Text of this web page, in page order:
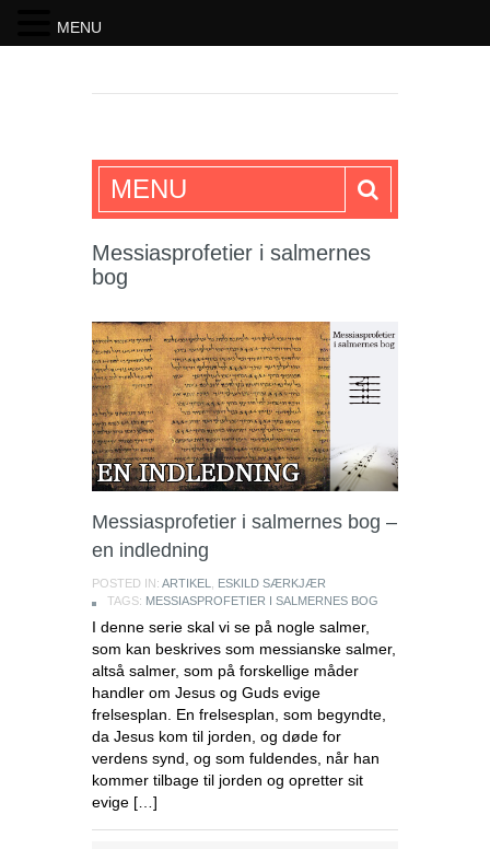
SKRIFTEN
MENU
Messiasprofetier i salmernes
bog
Messiasprofetier i salmernes bog –
en indledning
POSTED IN: ARTIKEL
ESKILD SÆRKJÆR
TAGS: MESSIASPROFETIER I SALMERNES BOG
I denne serie skal vi se på nogle salmer,
som kan beskrives som messianske salmer,
altså salmer, som på forskellige måder
handler om Jesus og Guds evige
frelsesplan. En frelsesplan, som begyndte,
da Jesus kom til jorden, og døde for
verdens synd, og som fuldendes, når han
kommer tilbage til jorden og opretter sit
evige […]
MENU